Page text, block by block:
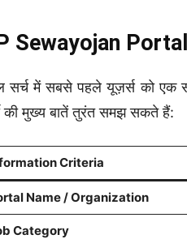
Sewayojan
सर्च में सबसे पहले यूज़र्स को एक
की मुख्य बातें तुरंत समझ सकते हैं:
Criteria
Name / Organization
Category